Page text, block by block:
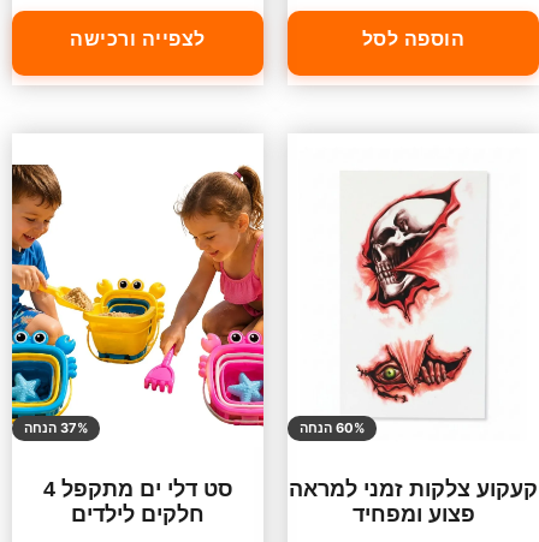
הוספה לסל לצפייה ורכישה
60% הנחה
קעקוע צלקות זמני למראה
פצוע ומפחיד
37% הנחה
סט דלי ים מתקפל 4
חלקים לילדים